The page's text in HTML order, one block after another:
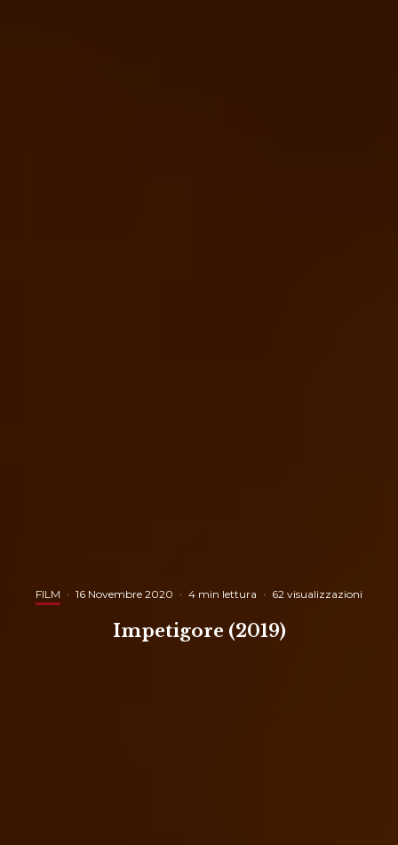
FILM · 16 Novembre 2020 · 4 min lettura · 62 visualizzazioni
Impetigore (2019)